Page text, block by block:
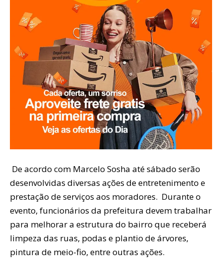
De acordo com Marcelo Sosha até sábado serão
desenvolvidas diversas ações de entretenimento e
prestação de serviços aos moradores. Durante o
evento, funcionários da prefeitura devem trabalhar
para melhorar a estrutura do bairro que receberá
limpeza das ruas, podas e plantio de árvores,
pintura de meio-fio, entre outras ações.